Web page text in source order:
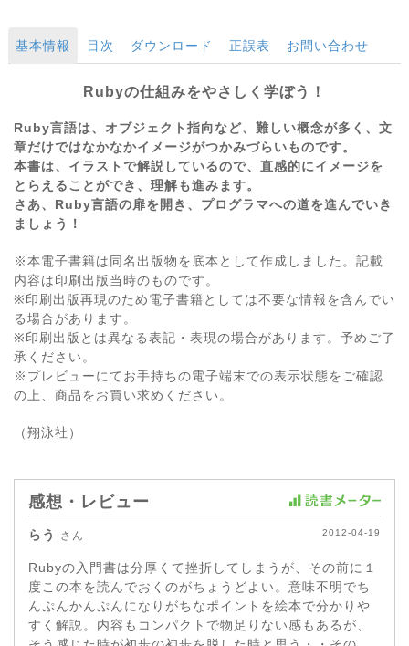
基本情報 目次 ダウンロード 正誤表 お問い合わせ
Rubyの仕組みをやさしく学ぼう！
Ruby言語は、オブジェクト指向など、難しい概念が多く、文
章だけではなかなかイメージがつかみづらいものです。
本書は、イラストで解説しているので、直感的にイメージを
とらえることができ、理解も進みます。
さあ、Ruby言語の扉を開き、プログラマへの道を進んでいき
ましょう！
※本電子書籍は同名出版物を底本として作成しました。記載
内容は印刷出版当時のものです。
※印刷出版再現のため電子書籍としては不要な情報を含んでい
る場合があります。
※印刷出版とは異なる表記・表現の場合があります。予めご了
承ください。
※プレビューにてお手持ちの電子端末での表示状態をご確認
の上、商品をお買い求めください。
（翔泳社）
感想・レビュー
らう さん 2012-04-19
Rubyの入門書は分厚くて挫折してしまうが、その前に１
度この本を読んでおくのがちょうどよい。意味不明でち
んぷんかんぷんになりがちなポイントを絵本で分かりや
すく解説。内容もコンパクトで物足りない感もあるが、